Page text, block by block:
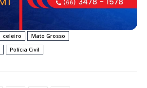
celeiro
Mato Grosso
Polícia Civil